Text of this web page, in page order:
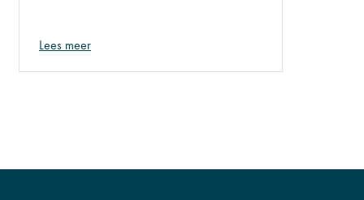
gapen, ervaren
Lees meer